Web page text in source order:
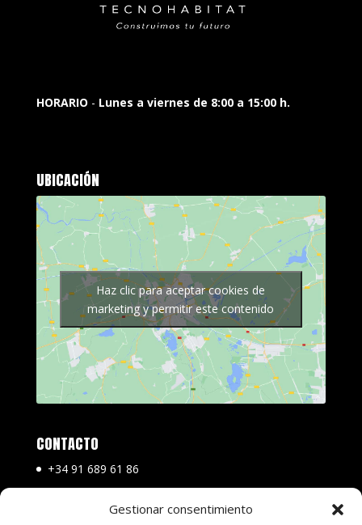
Gestionar consentimiento
HORARIO - Lunes a viernes de 8:00 a 15:00 h.
UBICACIÓN
Haz clic para aceptar cookies de
marketing y permitir este contenido
CONTACTO
+34 91 689 61 86
info@tecnohabitat.info